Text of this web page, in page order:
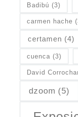
Badibú (3)
carmen hache
certamen (4)
cuenca (3)
David
dzoom (5)